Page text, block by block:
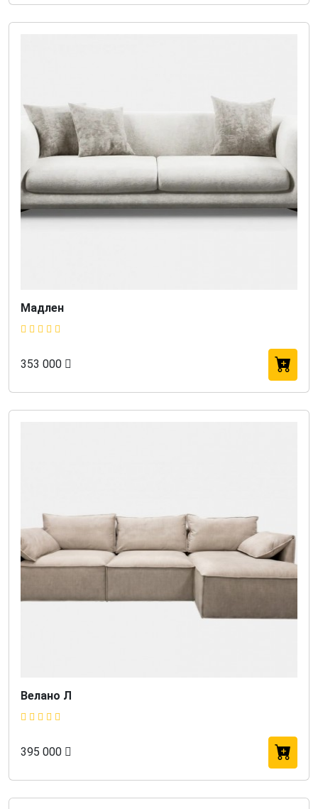
Мадлен
353 000
Велано Л
395 000